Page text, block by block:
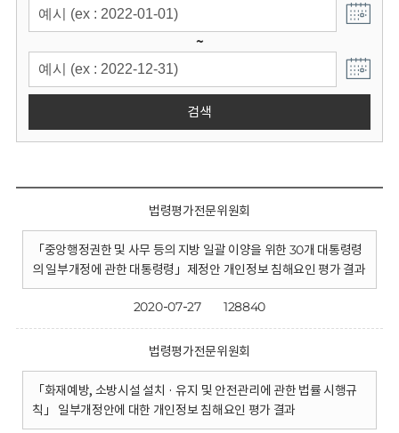
~
검색
법령평가전문위원회
「중앙행정권한 및 사무 등의 지방 일괄 이양을 위한 30개 대통령령
의 일부개정에 관한 대통령령」제정안 개인정보 침해요인 평가 결과
2020-07-27 128840
법령평가전문위원회
「화재예방, 소방시설 설치 · 유지 및 안전관리에 관한 법률 시행규
칙」 일부개정안에 대한 개인정보 침해요인 평가 결과